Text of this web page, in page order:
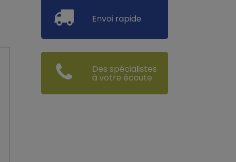
Envoi rapide
Des spécialistes
à votre écoute